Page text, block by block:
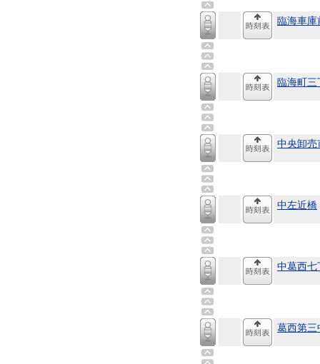
臨海車庫
臨海町三
中央卸売
中左近橋
中葛西七
葛西第三